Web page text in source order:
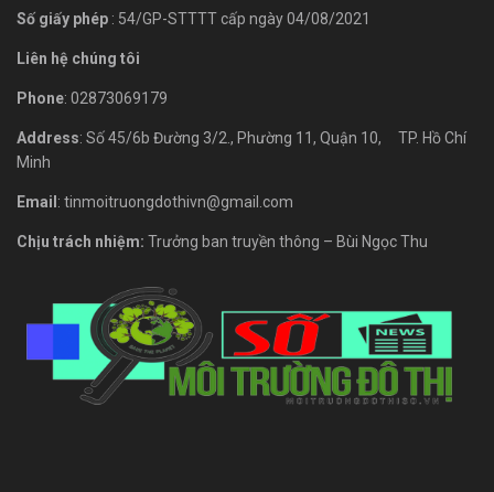
Số giấy phép : 54/GP-STTTT cấp ngày 04/08/2021
Liên hệ chúng tôi
Phone: 02873069179
Address: Số 45/6b Đường 3/2., Phường 11, Quận 10, TP. Hồ Chí
Minh
Email : tinmoitruongdothivn@gmail.com
Chịu trách nhiệm: Trưởng ban truyền thông – Bùi Ngọc Thu